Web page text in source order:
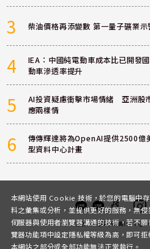
3 柴油價格再添變數 第一量子礦業
4
IEA：中國純電動車成本比已開發
動車滲透率提升
5
AI投資疑慮衝擊市場情緒 亞洲股
應兩樣情
6
傳傳輝達將為OpenAI提供2500
型資料中心計畫
客服 討論區粉絲團
本網站使用 Cookie 技術，於您的電腦中
料之彙集或分析，並提供更好的服務，無
伺服器與使用者瀏覽器溝通的技術，若不
覽器功能項中設定隱私權等級為高，即可
本網站之部分或全部功能無法正常執行。